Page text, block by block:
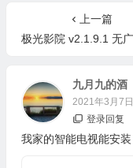
上一篇
极光影院 v2.1.9.1 无广告高级版 免
九月九的酒
2021年3月7日
登录回复
我家的智能电视能安